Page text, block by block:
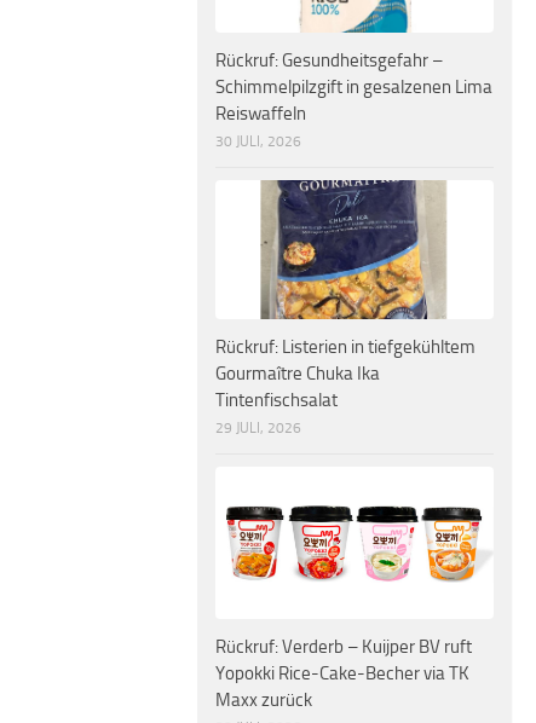
Rückruf: Gesundheitsgefahr –
Schimmelpilzgift in gesalzenen Lima
Reiswaffeln
30 JULI, 2026
Rückruf: Listerien in tiefgekühltem
Gourmaître Chuka Ika
Tintenfischsalat
29 JULI, 2026
Rückruf: Verderb – Kuijper BV ruft
Yopokki Rice-Cake-Becher via TK
Maxx zurück